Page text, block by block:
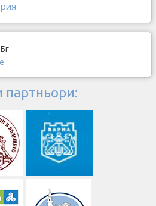
партньори: